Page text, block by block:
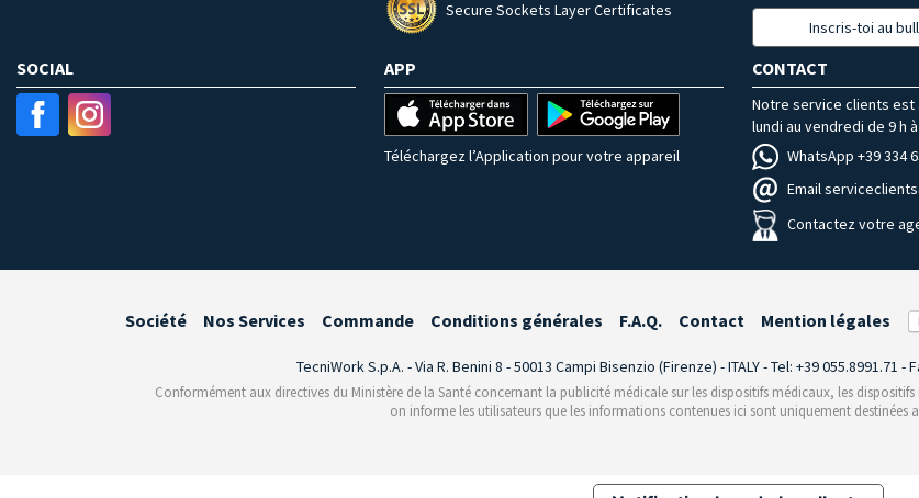
Secure Sockets Layer Certificates
Inscris-toi au
SOCIAL APP
Téléchargez l’Application pour votre appareil
CONTACT
Notre service clients
lundi au vendredi de 9 h à
WhatsApp +39 334
Email
Contactez votre
Société Nos Services Commande Conditions générales F.A.Q. Contact Mention légales
TecniWork S.p.A. - Via R. Benini 8 - 50013 Campi Bisenzio (Firenze) - ITALY - Tel: +39 055.8991.71 -
Conformément aux directives du Ministère de la Santé concernant la publicité médicale sur les dispositifs médicaux, les
on informe les utilisateurs que les informations contenues ici sont uniquement destinées